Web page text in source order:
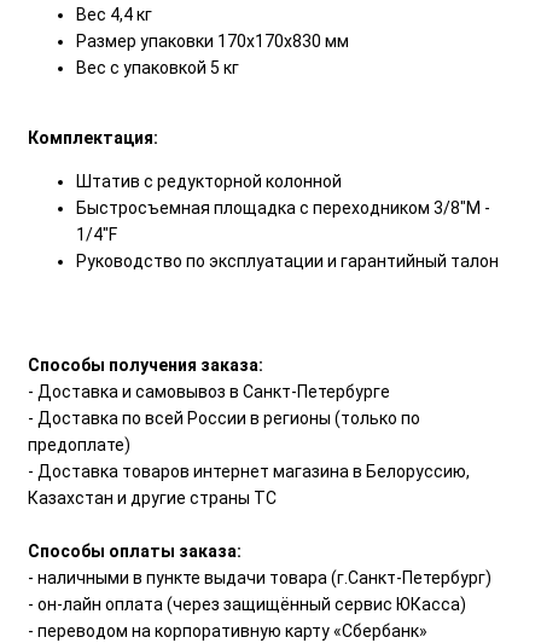
Вес 4,4 кг
Размер упаковки 170х170х830 мм
Вес с упаковкой 5 кг
Комплектация:
Штатив с редукторной колонной
Быстросъемная площадка с переходником 3/8"M -
1/4"F
Руководство по эксплуатации и гарантийный талон
Способы получения заказа:
- Доставка и самовывоз в Санкт-Петербурге
- Доставка по всей России в регионы (только по
предоплате)
- Доставка товаров интернет магазина в Белоруссию,
Казахстан и другие страны ТС
Способы оплаты заказа:
- наличными в пункте выдачи товара (г.Санкт-Петербург)
- он-лайн оплата (через защищённый сервис ЮКасса)
- переводом на корпоративную карту «Сбербанк»